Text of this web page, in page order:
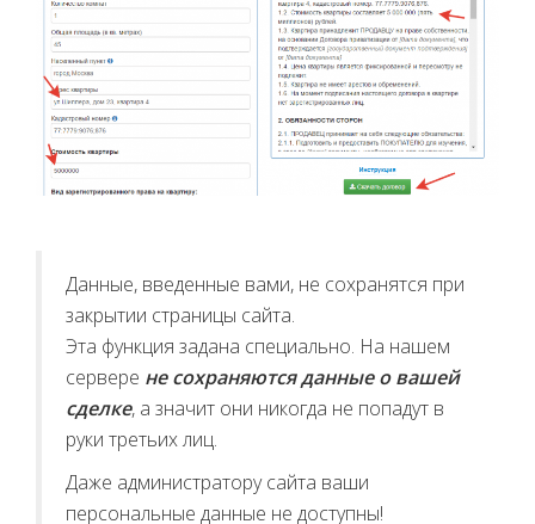
Данные, введенные вами, не сохранятся при
закрытии страницы сайта.
Эта функция задана специально. На нашем
сервере не сохраняются данные о вашей
сделке, а значит они никогда не попадут в
руки третьих лиц.
Даже администратору сайта ваши
персональные данные не доступны!